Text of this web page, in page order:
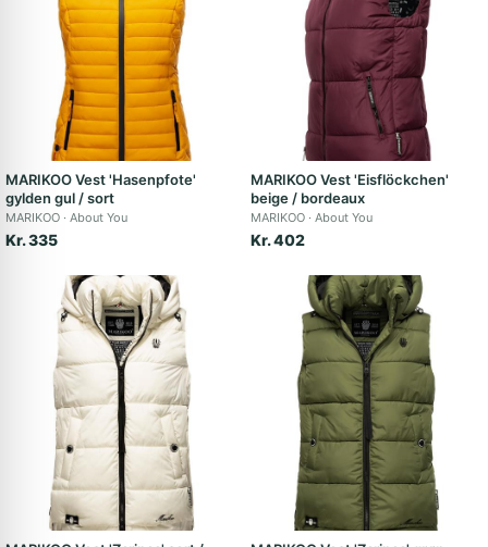
MARIKOO Vest 'Hasenpfote'
gylden gul / sort
MARIKOO About You
Kr. 335
MARIKOO Vest 'Eisflöckchen'
beige / bordeaux
MARIKOO About You
Kr. 402